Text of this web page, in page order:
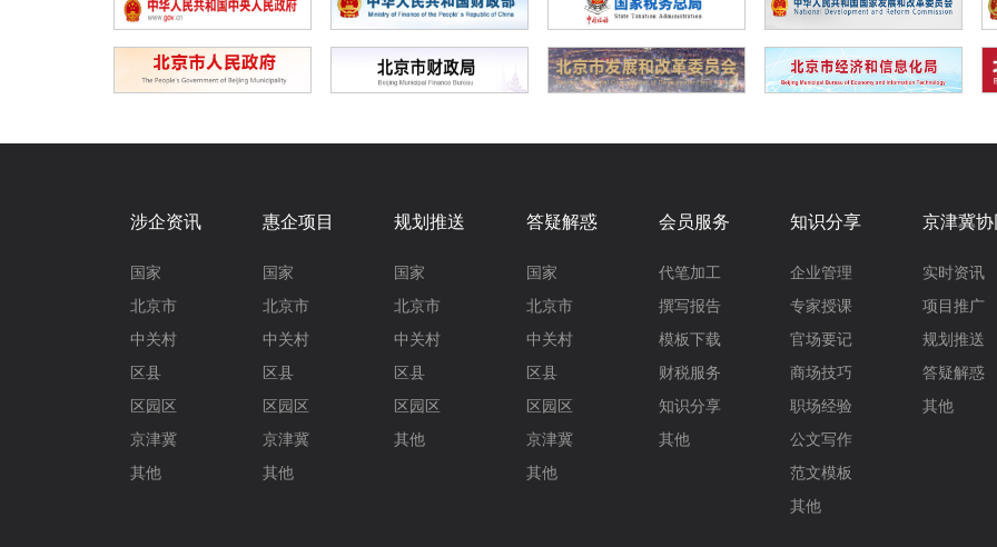
涉企资讯
国家
北京市
中关村
区县
区园区
京津冀
其他
惠企项目
国家
北京市
中关村
区县
区园区
京津冀
其他
规划推送
国家
北京市
中关村
区县
区园区
其他
答疑解惑
国家
北京市
中关村
区县
区园区
京津冀
其他
会员服务
代笔加工
撰写报告
模板下载
财税服务
知识分享
其他
知识分享
企业管理
专家授课
官场要记
商场技巧
职场经验
公文写作
范文模板
其他
京津冀协
实时资讯
项目推广
规划推送
答疑解惑
其他